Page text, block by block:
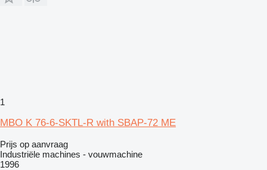
1
MBO K 76-6-SKTL-R with SBAP-72 ME
Prijs op aanvraag
Industriële machines - vouwmachine
1996